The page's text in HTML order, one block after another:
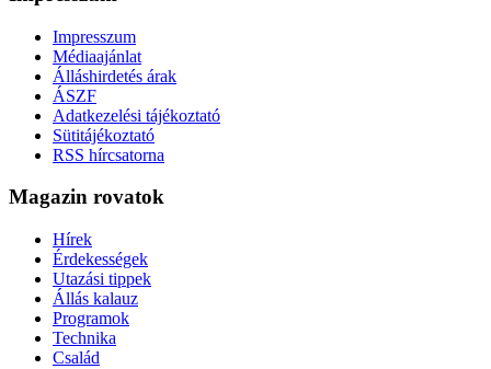
Impresszum
Médiaajánlat
Álláshirdetés árak
ÁSZF
Adatkezelési tájékoztató
Sütitájékoztató
RSS hírcsatorna
Magazin rovatok
Hírek
Érdekességek
Utazási tippek
Állás kalauz
Programok
Technika
Család